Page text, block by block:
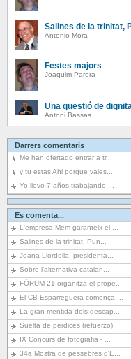
Salines de la trinitat,
Antonio Mora
Festes majors
Joaquim Parera
Una qüestió de
Antoni Bassas
Darrers comentaris
Me han ofertado entrar a tr...
y tu estas Ahi porque vales...
Yo llevo 7 años trabajando ...
Es comenta...
L'empresa Mem garanteix el ...
Salines de la trinitat, Pun...
Joana Llordella: presidenta...
Sobre l'alternativa catalan...
FÒRUM 21 organitza el prope...
El CB Esparreguera comença ...
La gran mentida dels descap...
Suelta de perdices (refuerzo)
IX Concurs de fotografia - ...
34a Mostra de pessebres d'E...